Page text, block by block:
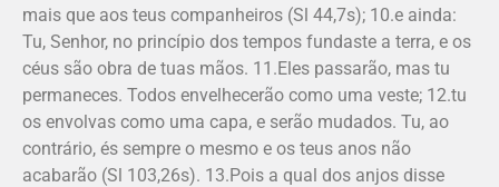
mais que aos teus companheiros (Sl 44,7s); 10.e ainda:
Tu, Senhor, no princípio dos tempos fundaste a terra, e os
céus são obra de tuas mãos. 11.Eles passarão, mas tu
permaneces. Todos envelhecerão como uma veste; 12.tu
os envolvas como uma capa, e serão mudados. Tu, ao
contrário, és sempre o mesmo e os teus anos não
acabarão (Sl 103,26s). 13.Pois a qual dos anjos disse